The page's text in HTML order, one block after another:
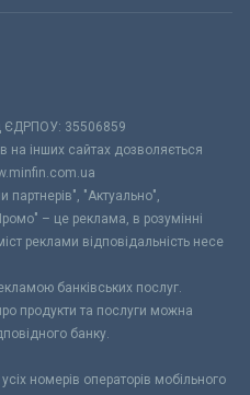
35506859
на інших сайтах дозволяється
"Актуально",
– це реклама, в розумінні
реклами відповідальність несе
банківських послуг.
продукти та послуги можна
банку.
номерів операторів мобільного